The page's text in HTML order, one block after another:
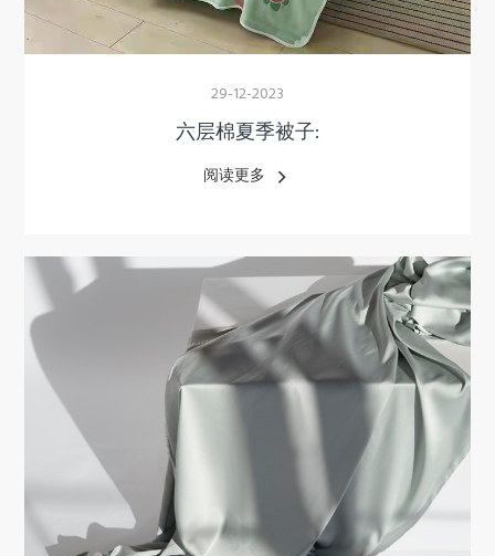
29-12-2023
六层棉夏季被子:
阅读更多